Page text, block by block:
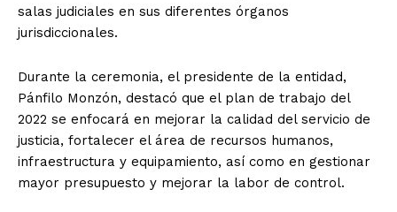
salas judiciales en sus diferentes órganos
jurisdiccionales.
Durante la ceremonia, el presidente de la entidad,
Pánfilo Monzón, destacó que el plan de trabajo del
2022 se enfocará en mejorar la calidad del servicio de
justicia, fortalecer el área de recursos humanos,
infraestructura y equipamiento, así como en gestionar
mayor presupuesto y mejorar la labor de control.